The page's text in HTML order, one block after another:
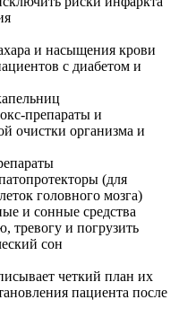
и насыщения крови
с диабетом и
препараты и
очистки организма и
(для
головного мозга)
и сонные средства
тревогу и погрузить
сон
четкий план их
пациента после